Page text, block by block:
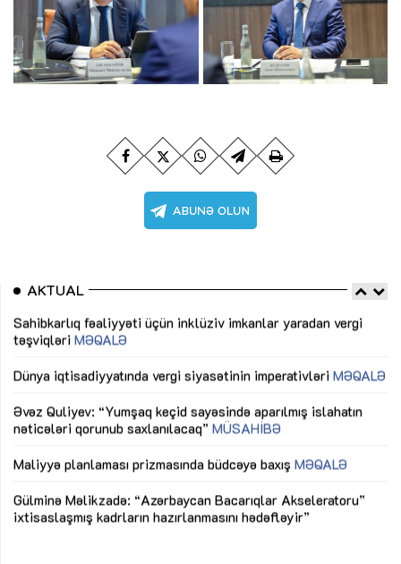
AKTUAL
Sahibkarlıq fəaliyyəti üçün inklüziv imkanlar yaradan vergi
təşviqləri MƏQALƏ
Dünya iqtisadiyyatında vergi siyasətinin imperativləri MƏQALƏ
Əvəz Quliyev: “Yumşaq keçid sayəsində aparılmış islahatın
nəticələri qorunub saxlanılacaq” MÜSAHİBƏ
Maliyyə planlaması prizmasında büdcəyə baxış MƏQALƏ
Gülminə Məlikzadə: “Azərbaycan Bacarıqlar Akseleratoru”
ixtisaslaşmış kadrların hazırlanmasını hədəfləyir”